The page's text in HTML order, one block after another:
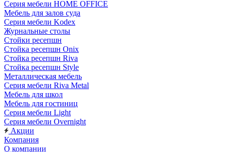
Серия мебели HOME OFFICE
Мебель для залов суда
Серия мебели Kodex
Журнальные столы
Стойки ресепшн
Стойка ресепшн Onix
Стойка ресепшн Riva
Стойка ресепшн Style
Металлическая мебель
Серия мебели Riva Metal
Мебель для школ
Мебель для гостиниц
Серия мебели Light
Серия мебели Overnight
Акции
Компания
О компании